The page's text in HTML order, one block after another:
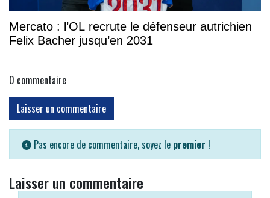
Mercato : l’OL recrute le défenseur autrichien
Felix Bacher jusqu’en 2031
0 commentaire
Laisser un commentaire
Pas encore de commentaire, soyez le premier !
Laisser un commentaire